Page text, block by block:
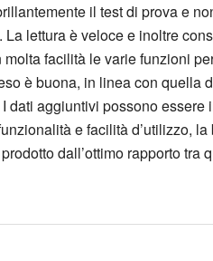
il test di prova e
La lettura è veloce e inoltre
facilità le varie funzioni
è buona, in linea con quella
dati aggiuntivi possono
e facilità d’utilizzo,
dall’ottimo rapporto tra